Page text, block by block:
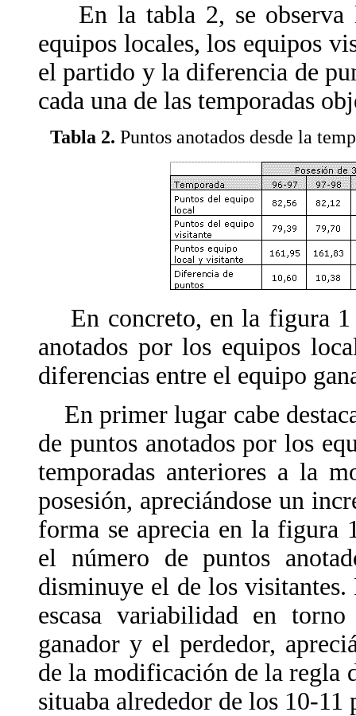
En la tabla 2, se observa
equipos locales, los equipos
el partido y la diferencia de
cada una de las temporadas
Tabla 2. Puntos anotados desde la
En concreto, en la figura 1
anotados por los equipos
diferencias entre el equipo
En primer lugar cabe
de puntos anotados por los
temporadas anteriores a la
posesión, apreciándose un
forma se aprecia en la figura
el número de puntos
disminuye el de los
escasa variabilidad en
ganador y el perdedor,
de la modificación de la regla
situaba alrededor de los 10-11